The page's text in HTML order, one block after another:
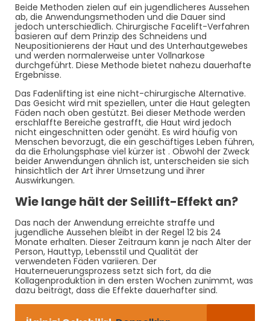
Beide Methoden zielen auf ein jugendlicheres Aussehen
ab, die Anwendungsmethoden und die Dauer sind
jedoch unterschiedlich. Chirurgische Facelift-Verfahren
basieren auf dem Prinzip des Schneidens und
Neupositionierens der Haut und des Unterhautgewebes
und werden normalerweise unter Vollnarkose
durchgeführt. Diese Methode bietet nahezu dauerhafte
Ergebnisse.
Das Fadenlifting ist eine nicht-chirurgische Alternative.
Das Gesicht wird mit speziellen, unter die Haut gelegten
Fäden nach oben gestützt. Bei dieser Methode werden
erschlaffte Bereiche gestrafft, die Haut wird jedoch
nicht eingeschnitten oder genäht. Es wird häufig von
Menschen bevorzugt, die ein geschäftiges Leben führen,
da die Erholungsphase viel kürzer ist . Obwohl der Zweck
beider Anwendungen ähnlich ist, unterscheiden sie sich
hinsichtlich der Art ihrer Umsetzung und ihrer
Auswirkungen.
Wie lange hält der Seillift-Effekt an?
Das nach der Anwendung erreichte straffe und
jugendliche Aussehen bleibt in der Regel 12 bis 24
Monate erhalten. Dieser Zeitraum kann je nach Alter der
Person, Hauttyp, Lebensstil und Qualität der
verwendeten Fäden variieren. Der
Hauterneuerungsprozess setzt sich fort, da die
Kollagenproduktion in den ersten Wochen zunimmt, was
dazu beiträgt, dass die Effekte dauerhafter sind.